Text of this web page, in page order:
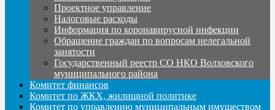
Проектное управление
Налоговые расходы
Информация по коронавирусной инфекции
Обращение граждан по вопросам нелегальной
занятости
Государственный реестр СО НКО Волховского
муниципального района
Комитет финансов
Комитет по ЖКХ, жилищной политике
Комитет по управлению муниципальным имуществом